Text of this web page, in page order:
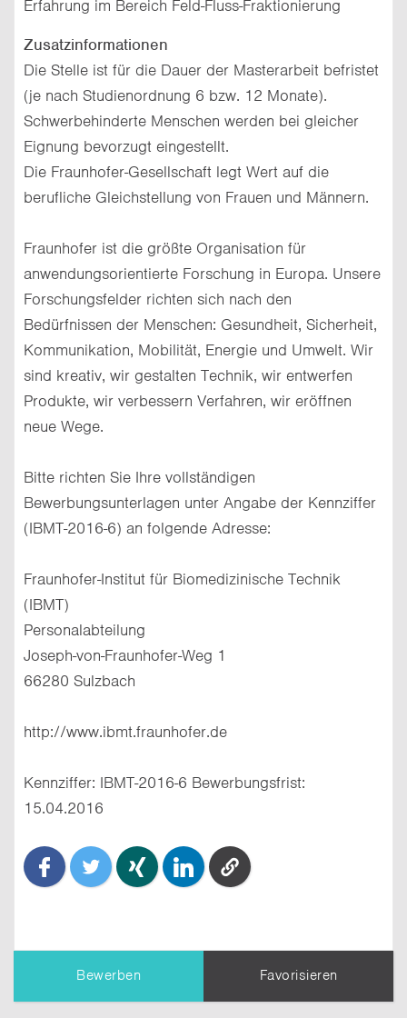
Erfahrung im Bereich Feld-Fluss-Fraktionierung
Zusatzinformationen
Die Stelle ist für die Dauer der Masterarbeit befristet
(je nach Studienordnung 6 bzw. 12 Monate).
Schwerbehinderte Menschen werden bei gleicher
Eignung bevorzugt eingestellt.
Die Fraunhofer-Gesellschaft legt Wert auf die
berufliche Gleichstellung von Frauen und Männern.
Fraunhofer ist die größte Organisation für
anwendungsorientierte Forschung in Europa. Unsere
Forschungsfelder richten sich nach den
Bedürfnissen der Menschen: Gesundheit, Sicherheit,
Kommunikation, Mobilität, Energie und Umwelt. Wir
sind kreativ, wir gestalten Technik, wir entwerfen
Produkte, wir verbessern Verfahren, wir eröffnen
neue Wege.
Bitte richten Sie Ihre vollständigen
Bewerbungsunterlagen unter Angabe der Kennziffer
(IBMT-2016-6) an folgende Adresse:
Fraunhofer-Institut für Biomedizinische Technik
(IBMT)
Personalabteilung
Joseph-von-Fraunhofer-Weg 1
66280 Sulzbach
http://www.ibmt.fraunhofer.de
Kennziffer: IBMT-2016-6 Bewerbungsfrist:
15.04.2016
übermittelt. Erziele einen besseren Eindruck,
Bewerben Favorisieren